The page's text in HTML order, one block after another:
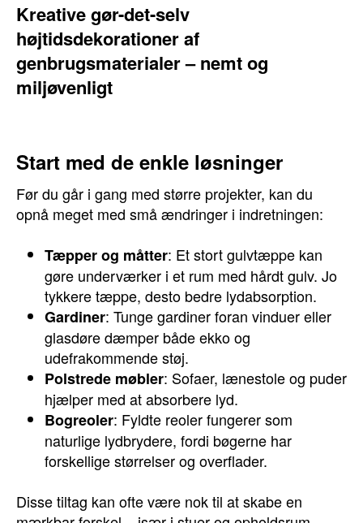
Kreative gør-det-selv
højtidsdekorationer af
genbrugsmaterialer – nemt og
miljøvenligt
Start med de enkle løsninger
Før du går i gang med større projekter, kan du
opnå meget med små ændringer i indretningen:
Tæpper og måtter: Et stort gulvtæppe kan
gøre underværker i et rum med hårdt gulv. Jo
tykkere tæppe, desto bedre lydabsorption.
Gardiner: Tunge gardiner foran vinduer eller
glasdøre dæmper både ekko og
udefrakommende støj.
Polstrede møbler: Sofaer, lænestole og puder
hjælper med at absorbere lyd.
Bogreoler: Fyldte reoler fungerer som
naturlige lydbrydere, fordi bøgerne har
forskellige størrelser og overflader.
Disse tiltag kan ofte være nok til at skabe en